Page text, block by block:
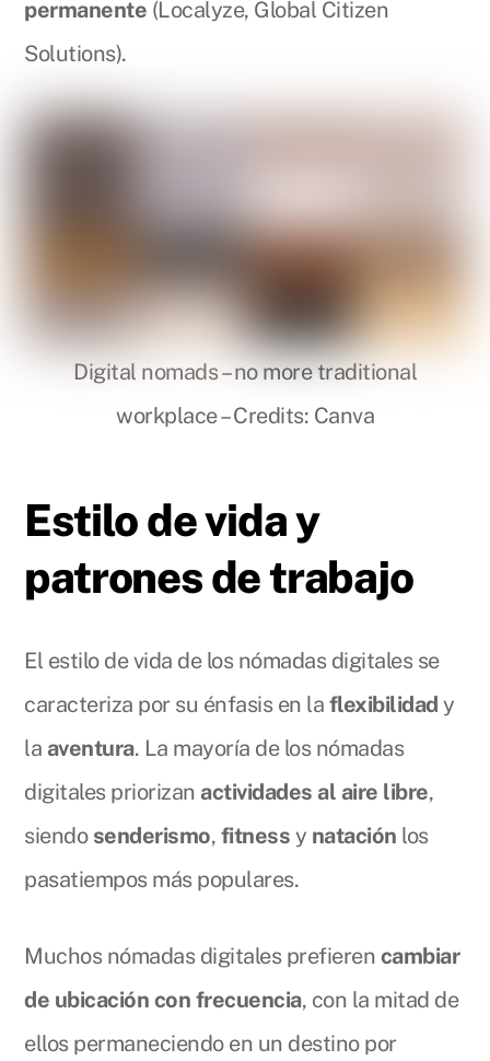
permanente (Localyze, Global Citizen
Solutions).
Digital nomads – no more traditional
workplace – Credits: Canva
Estilo de vida y
patrones de trabajo
El estilo de vida de los nómadas digitales se
caracteriza por su énfasis en la flexibilidad y
la aventura. La mayoría de los nómadas
digitales priorizan actividades al aire libre,
siendo senderismo, fitness y natación los
pasatiempos más populares.
Muchos nómadas digitales prefieren cambiar
de ubicación con frecuencia, con la mitad de
ellos permaneciendo en un destino por